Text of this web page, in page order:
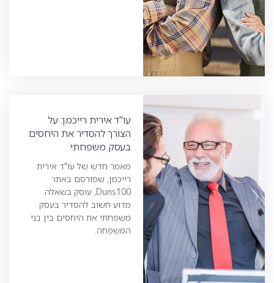
עו"ד אירית רייכמן: על
הצורך להסדיר את היחסים
בעסק משפחתי
מאמר חדש של עו"ד אירית
רייכמן, שפורסם באתר
Duns100, עוסק בשאלה
מדוע חשוב להסדיר בעסק
משפחתי את היחסים בין בני
המשפחה.